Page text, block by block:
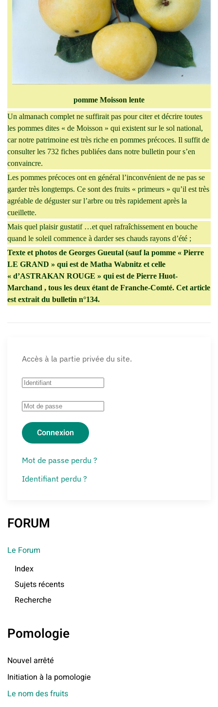
pomme Moisson lente
Un almanach complet ne suffirait pas pour citer et décrire toutes
les pommes dites « de Moisson » qui existent sur le sol national,
car notre patrimoine est très riche en pommes précoces. Il suffit de
consulter les 732 fiches publiées dans notre bulletin pour s’en
convaincre.
Les pommes précoces ont en général l’inconvénient de ne pas se
garder très longtemps. Ce sont des fruits « primeurs » qu’il est très
agréable de déguster sur l’arbre ou très rapidement après la
cueillette.
Mais quel plaisir gustatif …et quel rafraîchissement en bouche
quand le soleil commence à darder ses chauds rayons d’été ;
Texte et photos de Georges Gueutal (sauf la pomme « Pierre
LE GRAND » qui est de Matha Wabnitz et celle
« d’ASTRAKAN ROUGE » qui est de Pierre Huot-
Marchand , tous les deux étant de Franche-Comté. Cet article
est extrait du bulletin n°134.
Accès à la partie privée du site.
Connexion
Mot de passe perdu ?
Identifiant perdu ?
FORUM
Le Forum
Index
Sujets récents
Recherche
Pomologie
Nouvel arrêté
Initiation à la pomologie
Le nom des fruits